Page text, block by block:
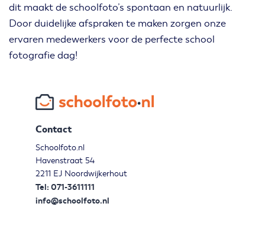
dit maakt de schoolfoto’s spontaan en natuurlijk.
Door duidelijke afspraken te maken zorgen onze
ervaren medewerkers voor de perfecte school
fotografie dag!
Contact
Schoolfoto.nl
Havenstraat 54
2211 EJ Noordwijkerhout
Tel: 071-3611111
info@schoolfoto.nl